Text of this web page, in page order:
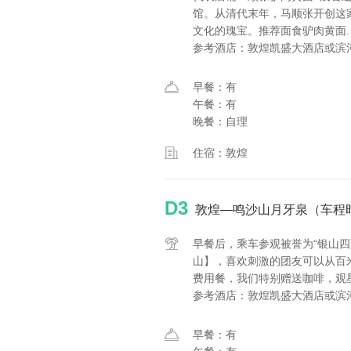
馆。从清代末年，马顺张开创
文化的瑰宝。推荐面食驴肉黄面.
参考酒店：敦煌凯盛大酒店或
早餐：有
午餐：有
晚餐：自理
住宿：敦煌
D3 敦煌—鸣沙山月牙泉（车
早餐后，乘车参观被誉为“银山
山】，喜欢刺激的团友可以从
费用餐，我们特别赠送咖啡，观
参考酒店：敦煌凯盛大酒店或
早餐：有